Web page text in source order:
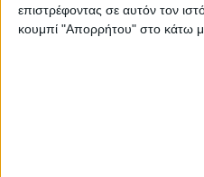
επιστρέφοντας σε αυτόν τον
κουμπί "Απορρήτου" στο κάτω
Όλες οι
Καρδίτσας και